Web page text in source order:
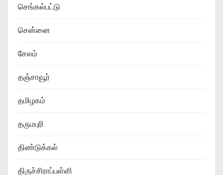
செங்கல்பட்டு
சென்னை
சேலம்
தஞ்சாவூர்
தமிழகம்
தருமபுரி
திண்டுக்கல்
திருச்சிராப்பள்ளி